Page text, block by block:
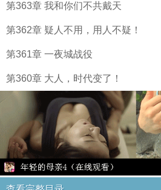
第363章 我和你们不共戴天
第362章 疑人不用，用人不疑！
第361章 一夜城战役
第360章 大人，时代变了！